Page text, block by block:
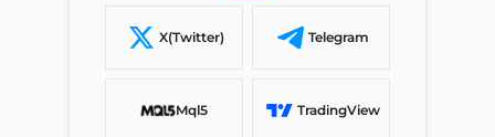
X(Twitter) Telegram
Mql5 TradingView